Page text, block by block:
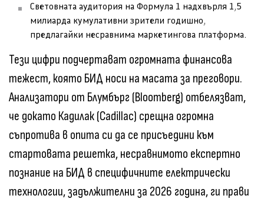
Световната аудитория на Формула 1 надхвърля 1,5
милиарда кумулативни зрители годишно,
предлагайки несравнима маркетингова платформа.
Тези цифри подчертават огромната финансова
тежест, която БИД носи на масата за преговори.
Анализатори от Блумбърг (Bloomberg) отбелязват,
че докато Кадилак (Cadillac) срещна огромна
съпротива в опита си да се присъедини към
стартовата решетка, несравнимото експертно
познание на БИД в специфичните електрически
технологии, задължителни за 2026 година, ги прави